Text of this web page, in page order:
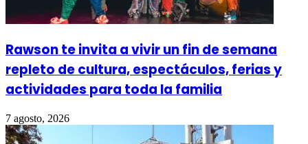
Rawson te invita a vivir un fin de semana
repleto de cultura, espectáculos, ferias y
actividades para toda la familia
7 agosto, 2026